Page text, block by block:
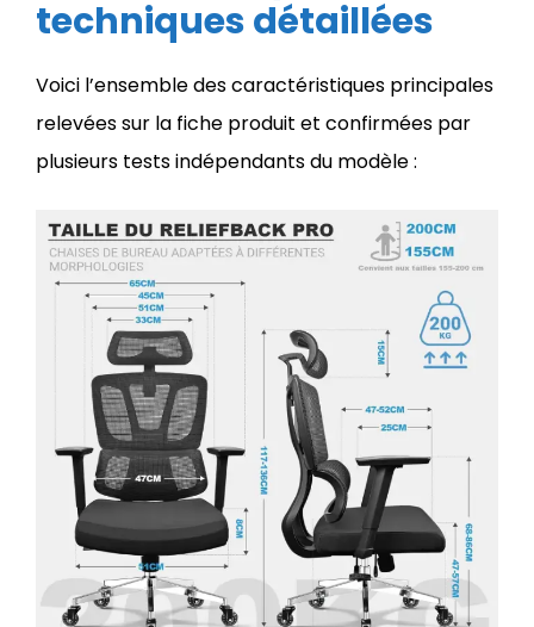
techniques détaillées
Voici l’ensemble des caractéristiques principales
relevées sur la fiche produit et confirmées par
plusieurs tests indépendants du modèle :